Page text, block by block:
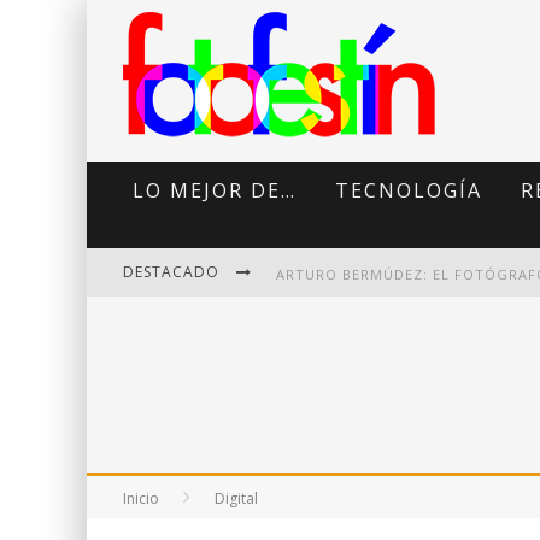
LO MEJOR DE… TECNOLOGÍA
DESTACADO
DI MARTINI: FOTOGRAFÍA
Inicio Digital